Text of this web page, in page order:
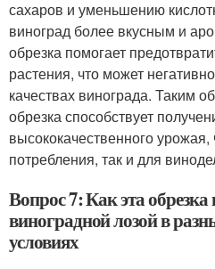
сахаров и уменьшению
виноград более вкусным и
обрезка помогает
растения, что может
качествах винограда. Таким
обрезка способствует
высококачественного
потребления, так и для
Вопрос 7: Как эта обрезка
виноградной лозой в
условиях